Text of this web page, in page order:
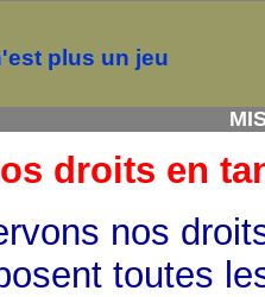
plus un jeu
droits en
nos
toutes